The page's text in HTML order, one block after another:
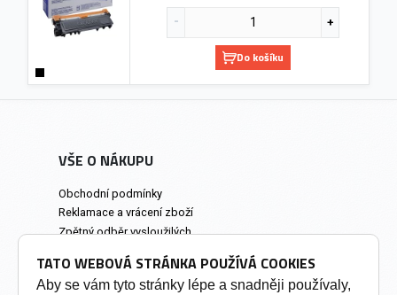
Do košíku
VŠE O NÁKUPU
Obchodní podmínky
Reklamace a vrácení zboží
Zpětný odběr vysloužilých
Prodejna a osobní odběr
TATO WEBOVÁ STRÁNKA POUŽÍVÁ COOKIES
Aby se vám tyto stránky lépe a snadněji používaly,